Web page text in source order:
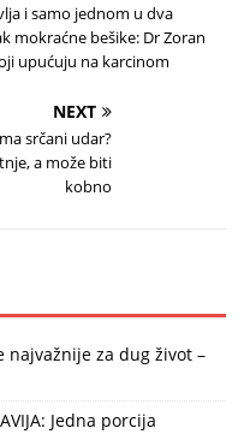
i samo jednom u dva
mokraćne bešike: Dr Zoran
upućuju na karcinom
NEXT
srčani udar?
a može biti
kobno
najvažnije za dug život –
Jedna porcija